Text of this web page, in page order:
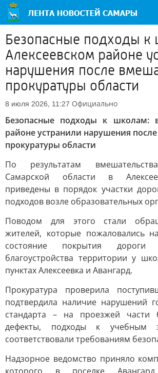
Безопасные подходы к
Алексеевском районе
нарушения после
прокуратуры области
8 июля 2026, 11:27 Официально
Безопасные подходы к школам:
районе устранили нарушения
прокуратуры области
По результатам
Самарской области в
приведены в порядок участки
подходов возле образовательных
Поводом для этого стали
жителей, которые пожаловались
состояние покрытия дороги
благоустройства территории у
пунктах Алексеевка и Авангард.
Прокуратура проверила
подтвердила наличие нарушений
стандарта – на проезжей части
дефекты, подходы к учебным
соответствовали требованиям
Надзорное ведомство приняло